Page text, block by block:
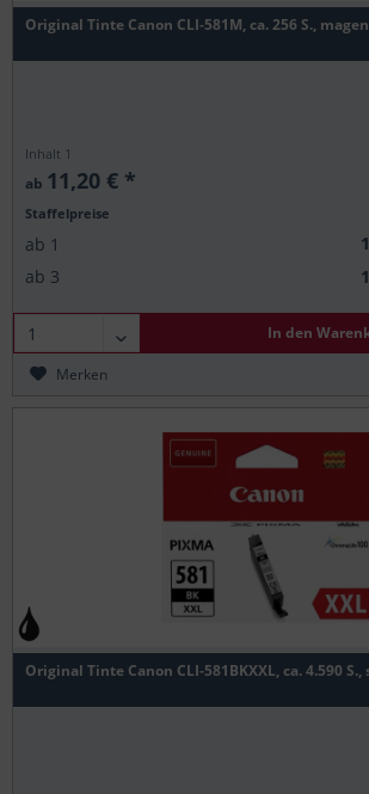
Original Tinte Canon CLI-581M, ca. 256 S.,
Inhalt 1
ab 11,20 € *
Staffelpreise
ab 1
ab 3
In den
Merken
Original Tinte Canon CLI-581BKXXL, ca. 4.590 S.,